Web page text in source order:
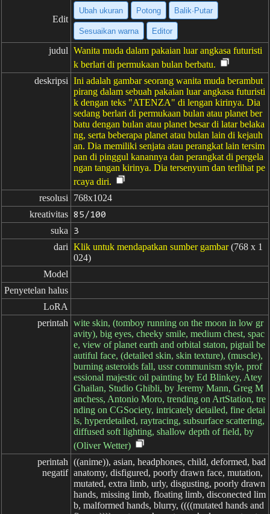
Edit
Ubah ukuran Potong Balik·Putar
Sesuaikan warna Editor
judul Wanita muda dalam pakaian luar angkasa futuristi
k berlari di permukaan bulan berbatu.
deskripsi Ini adalah gambar seorang wanita muda berambut
pirang dalam sebuah pakaian luar angkasa futuristi
k dengan teks "ATENZA" di lengan kirinya. Dia
sedang berlari di permukaan bulan atau planet ber
batu dengan bulan atau planet besar di latar belaka
ng, serta beberapa planet atau bulan lain di kejauh
an. Dia memiliki senjata atau perangkat lain tersim
pan di pinggul kanannya dan perangkat di pergela
ngan tangan kirinya. Dia tersenyum dan terlihat pe
rcaya diri.
resolusi
768x1024
kreativitas 85/100
suka 3
dari Klik untuk mendapatkan sumber gambar (768 x 1
024)
Model
Penyetelan halus
LoRA
perintah wite skin, (tomboy running on the moon in low gr
avity), big eyes, cheeky smile, medium chest, spac
e, view of planet earth and orbital staton, pigtail be
autiful face, (detailed skin, skin texture), (muscle),
burning asteroids fall, ussr communism style, prof
essional majestic oil painting by Ed Blinkey, Atey
Ghailan, Studio Ghibli, by Jeremy Mann, Greg M
anchess, Antonio Moro, trending on ArtStation, tre
nding on CGSociety, intricately detailed, fine detai
ls, hyperdetailed, raytracing, subsurface scattering,
diffused soft lighting, shallow depth of field, by
(Oliver Wetter)
perintah
negatif
((anime)), asian, headphones, child, deformed, bad
anatomy, disfigured, poorly drawn face, mutation,
mutated, extra limb, urly, disgusting, poorly drawn
hands, missing limb, floating limb, disconected lim
b, malformed hands, blurry, ((((mutated hands and